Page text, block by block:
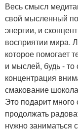
Весь смысл
свой мысленный
энергии, и
восприятии мира.
которое помогает
и мыслей, будь - то
концентрация
смакование
Это подарит
продолжать
нужно заниматься